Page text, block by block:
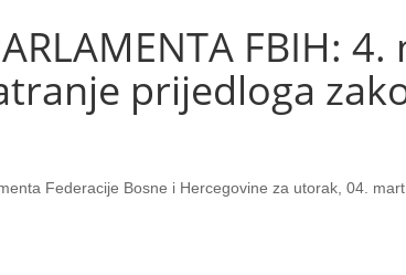
FBIH:
prijedloga
Federacije Bosne i Hercegovine za utorak, 04.